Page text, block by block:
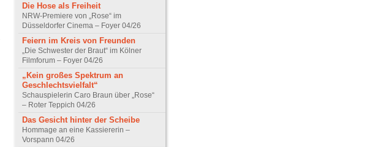
Die Hose als Freiheit
NRW-Premiere von „Rose“ im
Düsseldorfer Cinema – Foyer 04/26
Feiern im Kreis von Freunden
„Die Schwester der Braut“ im Kölner
Filmforum – Foyer 04/26
„Kein großes Spektrum an
Geschlechtsvielfalt“
Schauspielerin Caro Braun über „Rose“
– Roter Teppich 04/26
Das Gesicht hinter der Scheibe
Hommage an eine Kassiererin –
Vorspann 04/26